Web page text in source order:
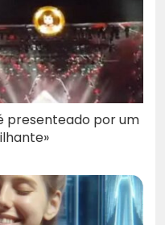
presenteado por um